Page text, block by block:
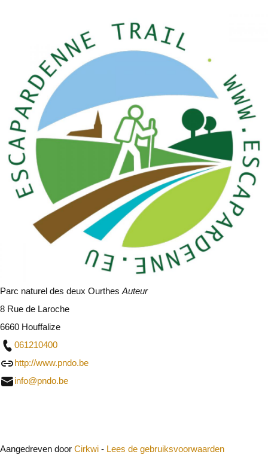
Parc naturel des deux Ourthes Auteur
8 Rue de Laroche
6660 Houffalize
061210400
http://www.pndo.be
info@pndo.be
Aangedreven door Cirkwi - Lees de gebruiksvoorwaarden